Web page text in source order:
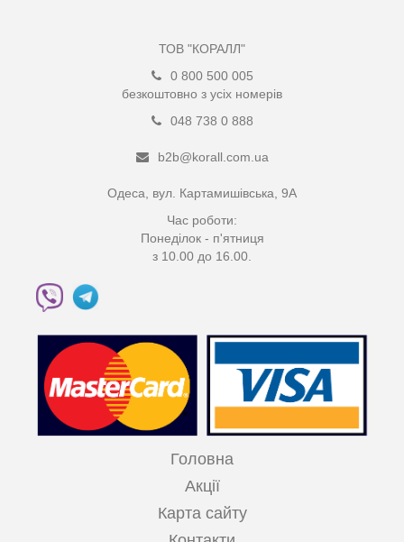
ТОВ "КОРАЛЛ"
0 800 500 005
безкоштовно з усіх номерів
048 738 0 888
b2b@korall.com.ua
Одеса, вул. Картамишівська, 9А
Час роботи:
Понеділок - п'ятниця
з 10.00 до 16.00.
Головна
Акції
Карта сайту